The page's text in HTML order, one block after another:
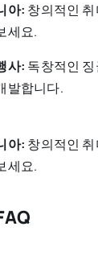
아: 창의적인
세요.
사: 독창적인
발합니다.
아: 창의적인
세요.